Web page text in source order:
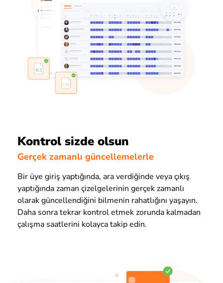
Kontrol sizde olsun
Gerçek zamanlı güncellemelerle
Bir üye giriş yaptığında, ara verdiğinde veya çıkış
yaptığında zaman çizelgelerinin gerçek zamanlı
olarak güncellendiğini bilmenin rahatlığını yaşayın.
Daha sonra tekrar kontrol etmek zorunda kalmadan
çalışma saatlerini kolayca takip edin.